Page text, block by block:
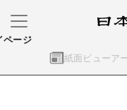
紙面ビューア
ページ